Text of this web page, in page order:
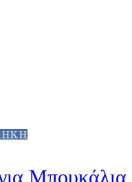
Μπουκάλια